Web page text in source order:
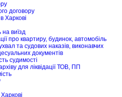
договору
Харкові
виїзд
про квартиру, будинок, автомобіль
та судових наказів, виконавчих
документів
судимості
для ліквідації ТОВ, ПП